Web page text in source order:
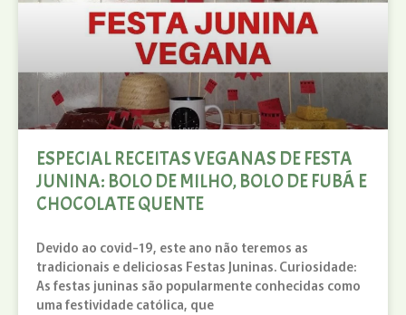
ESPECIAL RECEITAS VEGANAS DE FESTA
JUNINA: BOLO DE MILHO, BOLO DE FUBÁ E
CHOCOLATE QUENTE
Devido ao covid-19, este ano não teremos as
tradicionais e deliciosas Festas Juninas. Curiosidade:
As festas juninas são popularmente conhecidas como
uma festividade católica, que